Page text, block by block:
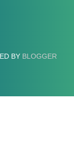
BY BLOGGER